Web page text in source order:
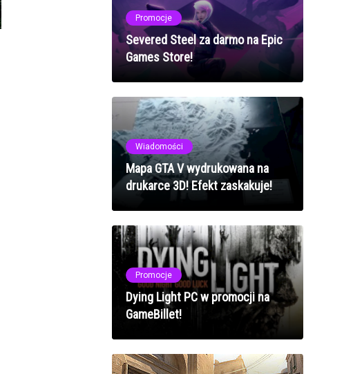
Promocje
Severed Steel za darmo na Epic
Games Store!
Wiadomości
Mapa GTA V wydrukowana na
drukarce 3D! Efekt zaskakuje!
Promocje
Dying Light PC w promocji na
GameBillet!